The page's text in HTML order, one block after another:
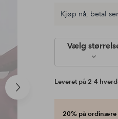
Næste
produkt
Kjøp nå, betal
Vælg
Leveret på 2-4
20% på ordinære